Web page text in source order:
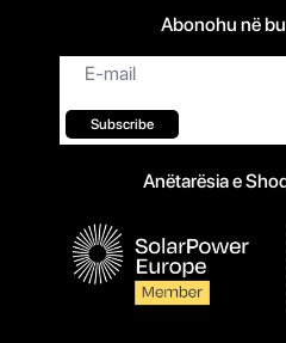
Abonohu në
Email
Subscribe
Anëtarësia e